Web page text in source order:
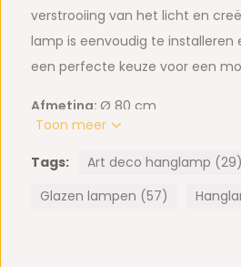
verstrooiing van het licht en
lamp is eenvoudig te installeren
een perfecte keuze voor een
Afmeting: Ø 80 cm
Ketting is verstelbaar.
Toon meer
Tags: Art deco hanglamp (29)
Glazen lampen (57)